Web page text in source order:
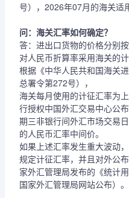
号），2026年07月的海关适
问：海关汇率如何确定？
答：进出口货物的价格分别
对人民币折算率采用海关的计
根据《中华人民共和国海关
总署令第272号），
海关每月使用的计征汇率为
行授权中国外汇交易中心公
期三非银行间外汇市场交易
的人民币汇率中间价。
如果上述汇率发生重大波动
规定计征汇率，并且对外公
家外汇管理局发布的《统计
国家外汇管理局网站公布）。